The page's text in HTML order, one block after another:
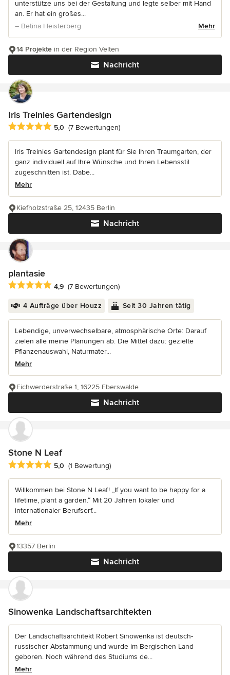
unterstütze uns bei der Gestaltung und legte selber mit Hand
an. Er hat ein großes...
– Betina Heisterberg
Mehr
Nachricht
14 Projekte in der Region Velten
Iris Treinies Gartendesign
Durchschnittliche Bewertung: 5 von 5 Sternen
5,0 (7 Bewertungen)
Iris Treinies Gartendesign plant für Sie Ihren Traumgarten, der
ganz individuell auf Ihre Wünsche und Ihren Lebensstil
zugeschnitten ist. Dabe...
Mehr
Nachricht
Kiefholzstraße 25, 12435 Berlin
plantasie
Durchschnittliche Bewertung: 4.9 von 5 Sternen
4,9 (7 Bewertungen)
4 Aufträge über Houzz Seit 30 Jahren tätig
Lebendige, unverwechselbare, atmosphärische Orte: Darauf
zielen alle meine Planungen ab. Die Mittel dazu: gezielte
Pflanzenauswahl, Naturmater...
Mehr
Nachricht
Eichwerderstraße 1, 16225 Eberswalde
Stone N Leaf
Durchschnittliche Bewertung: 5 von 5 Sternen
5,0 (1 Bewertung)
Willkommen bei Stone N Leaf! „If you want to be happy for a
lifetime, plant a garden.“ Mit 20 Jahren lokaler und
internationaler Berufserf...
Mehr
Nachricht
13357 Berlin
Sinowenka Landschaftsarchitekten
Der Landschaftsarchitekt Robert Sinowenka ist deutsch-
russischer Abstammung und wurde im Bergischen Land
geboren. Noch während des Studiums de...
Mehr